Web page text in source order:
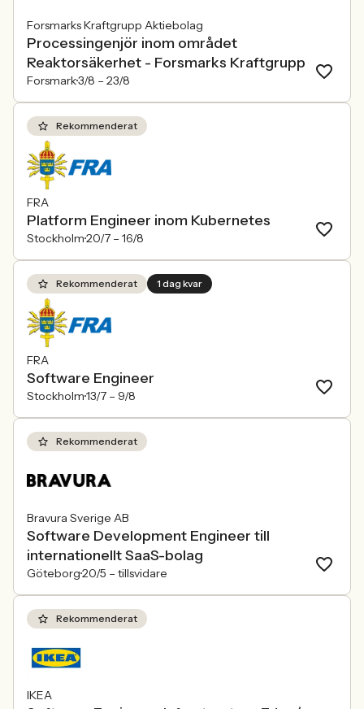
Forsmarks Kraftgrupp Aktiebolag
Processingenjör inom området
Reaktorsäkerhet - Forsmarks Kraftgrupp
Forsmark3/8 – 23/8
Rekommenderat
FRA
Platform Engineer inom Kubernetes
Stockholm20/7 – 16/8
Rekommenderat 1 dag kvar
FRA
Software Engineer
Stockholm13/7 – 9/8
Rekommenderat
Bravura Sverige AB
Software Development Engineer till
internationellt SaaS-bolag
Göteborg20/5 – tillsvidare
Rekommenderat
IKEA